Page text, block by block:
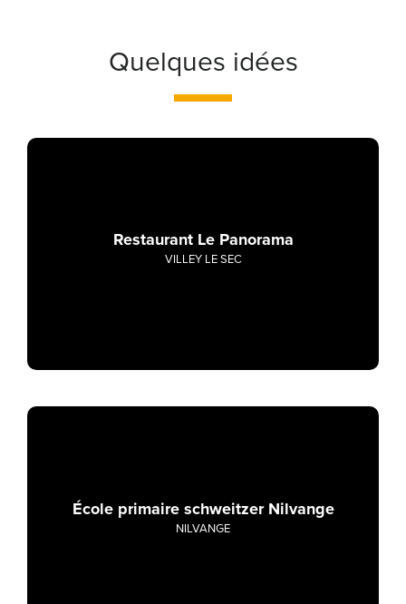
Quelques idées
Restaurant Le Panorama
VILLEY LE SEC
École primaire schweitzer Nilvange
NILVANGE